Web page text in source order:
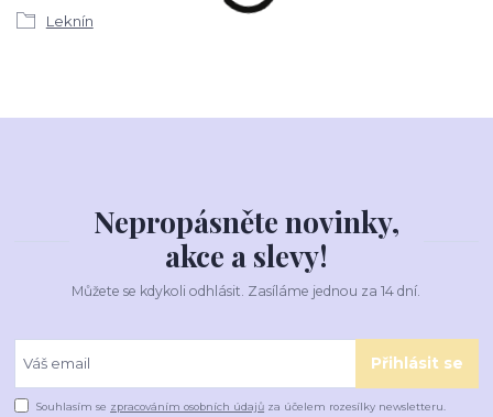
Leknín
Nepropásněte novinky,
akce a slevy!
Můžete se kdykoli odhlásit. Zasíláme jednou za 14 dní.
Přihlásit se
Souhlasím se zpracováním osobních údajů za účelem rozesílky newsletteru.